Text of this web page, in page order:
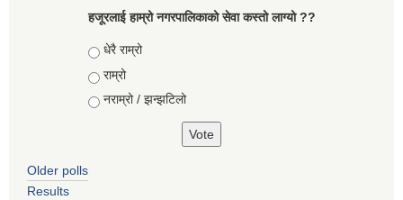
हजूरलाई हाम्रो नगरपालिकाको सेवा कस्तो लाग्यो ??
Choices
धेरै राम्रो
राम्रो
नराम्रो / झन्झटिलो
Older polls
Results